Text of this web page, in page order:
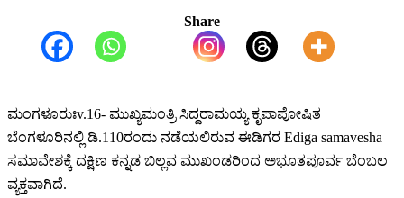
Share
ಮಂಗಳೂರುಃv.16- ಮುಖ್ಯಮಂತ್ರಿ ಸಿದ್ದರಾಮಯ್ಯ ಕೃಪಾಪೋಷಿತ
ಬೆಂಗಳೂರಿನಲ್ಲಿ ಡಿ.110ರಂದು ನಡೆಯಲಿರುವ ಈಡಿಗರ Ediga samavesha
ಸಮಾವೇಶಕ್ಕೆ ದಕ್ಷಿಣ ಕನ್ನಡ ಬಿಲ್ಲವ ಮುಖಂಡರಿಂದ ಅಭೂತಪೂರ್ವ ಬೆಂಬಲ
ವ್ಯಕ್ತವಾಗಿದೆ.